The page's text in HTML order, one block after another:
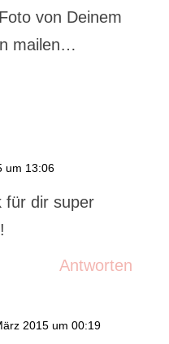
von Deinem
mailen…
um 13:06
für dir super
Antworten
2015 um 00:19